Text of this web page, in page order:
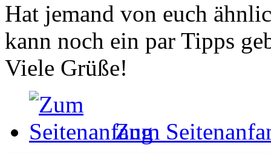
Hat jemand von euch
kann noch ein par Tipps
Viele Grüße!
Zum